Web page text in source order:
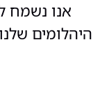
אנו נשמח
היהלומים